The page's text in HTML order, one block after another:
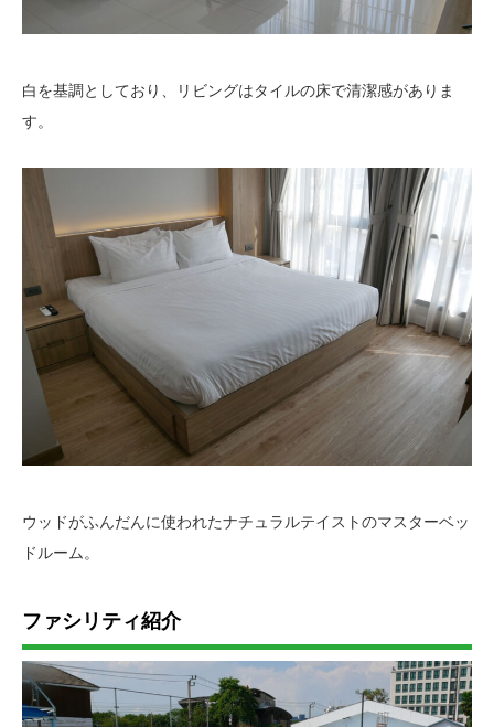
白を基調としており、リビングはタイルの床で清潔感がありま
す。
ウッドがふんだんに使われたナチュラルテイストのマスターベッ
ドルーム。
ファシリティ紹介